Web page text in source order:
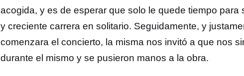
acogida, y es de esperar que solo le quede tiempo para
y creciente carrera en solitario. Seguidamente, y
comenzara el concierto, la misma nos invitó a que nos
durante el mismo y se pusieron manos a la obra.